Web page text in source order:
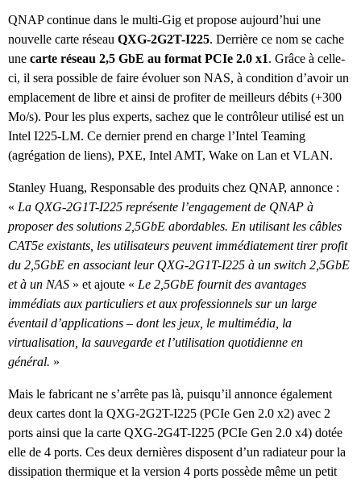
QNAP continue dans le multi-Gig et propose aujourd’hui une
nouvelle carte réseau QXG-2G2T-I225. Derrière ce nom se cache
une carte réseau 2,5 GbE au format PCIe 2.0 x1. Grâce à celle-
ci, il sera possible de faire évoluer son NAS, à condition d’avoir un
emplacement de libre et ainsi de profiter de meilleurs débits (+300
Mo/s). Pour les plus experts, sachez que le contrôleur utilisé est un
Intel I225-LM. Ce dernier prend en charge l’Intel Teaming
(agrégation de liens), PXE, Intel AMT, Wake on Lan et VLAN.
Stanley Huang, Responsable des produits chez QNAP, annonce :
« La QXG-2G1T-I225 représente l’engagement de QNAP à
proposer des solutions 2,5GbE abordables. En utilisant les câbles
CAT5e existants, les utilisateurs peuvent immédiatement tirer profit
du 2,5GbE en associant leur QXG-2G1T-I225 à un switch 2,5GbE
et à un NAS » et ajoute « Le 2,5GbE fournit des avantages
immédiats aux particuliers et aux professionnels sur un large
éventail d’applications – dont les jeux, le multimédia, la
virtualisation, la sauvegarde et l’utilisation quotidienne en
général. »
Mais le fabricant ne s’arrête pas là, puisqu’il annonce également
deux cartes dont la QXG-2G2T-I225 (PCIe Gen 2.0 x2) avec 2
ports ainsi que la carte QXG-2G4T-I225 (PCIe Gen 2.0 x4) dotée
elle de 4 ports. Ces deux dernières disposent d’un radiateur pour la
dissipation thermique et la version 4 ports possède même un petit